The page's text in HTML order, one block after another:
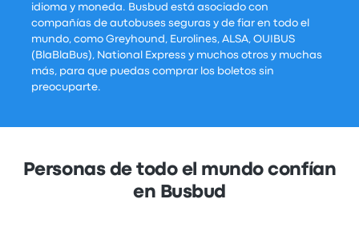
idioma y moneda. Busbud está asociado con
compañías de autobuses seguras y de fiar en todo el
mundo, como Greyhound, Eurolines, ALSA, OUIBUS
(BlaBlaBus), National Express y muchos otros y muchas
más, para que puedas comprar los boletos sin
preocuparte.
Personas de todo el mundo confían
en Busbud